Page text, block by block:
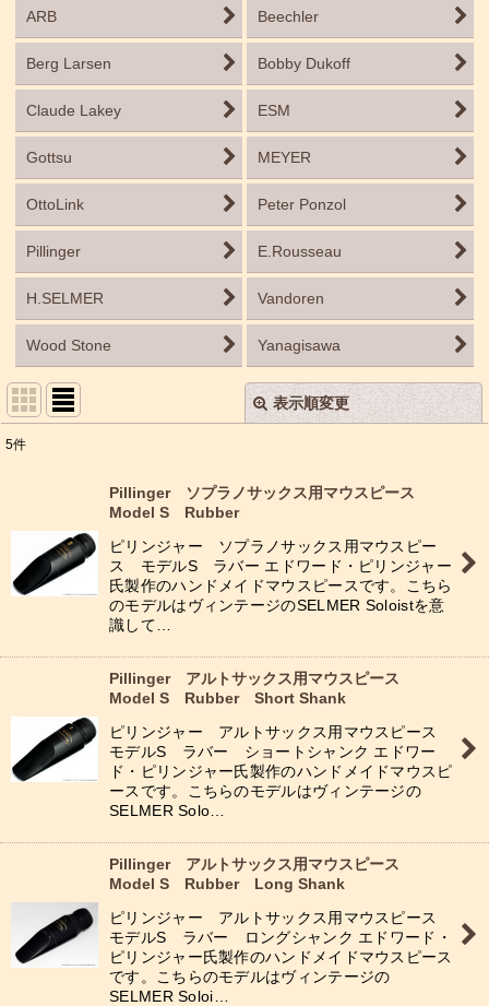
ARB
Beechler
Berg Larsen Bobby Dukoff
Claude Lakey ESM
Gottsu MEYER
OttoLink Peter Ponzol
Pillinger E.Rousseau
H.SELMER Vandoren
Wood Stone Yanagisawa
表示順変更
絞り込む
閉じる
5件
Pillinger ソプラノサックス用マウスピース
Model S Rubber
ピリンジャー ソプラノサックス用マウスピー
ス モデルS ラバー エドワード・ピリンジャー
氏製作のハンドメイドマウスピースです。こちら
のモデルはヴィンテージのSELMER Soloistを意
識して…
Pillinger アルトサックス用マウスピース
Model S Rubber Short Shank
ピリンジャー アルトサックス用マウスピース
モデルS ラバー ショートシャンク エドワー
ド・ピリンジャー氏製作のハンドメイドマウスピ
ースです。こちらのモデルはヴィンテージの
SELMER Solo…
Pillinger アルトサックス用マウスピース
Model S Rubber Long Shank
ピリンジャー アルトサックス用マウスピース
モデルS ラバー ロングシャンク エドワード・
ピリンジャー氏製作のハンドメイドマウスピース
です。こちらのモデルはヴィンテージの
SELMER Soloi…